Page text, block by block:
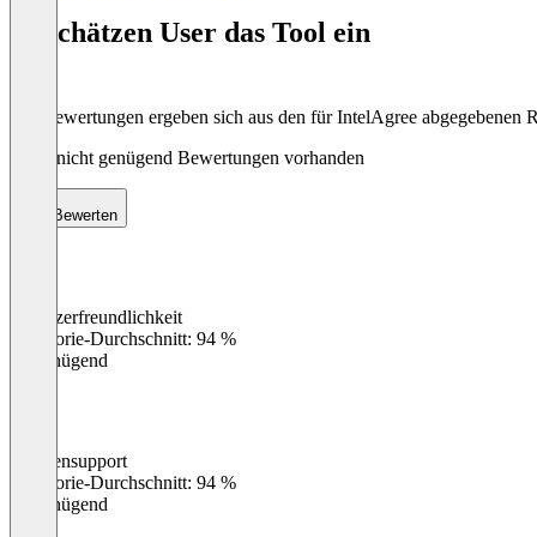
So schätzen User das Tool ein
Die Bewertungen ergeben sich aus den für IntelAgree abgegebenen
Noch nicht genügend Bewertungen vorhanden
Bewerten
Benutzerfreundlichkeit
Kategorie-Durchschnitt: 94 %
Ungenügend
Kundensupport
Kategorie-Durchschnitt: 94 %
Ungenügend